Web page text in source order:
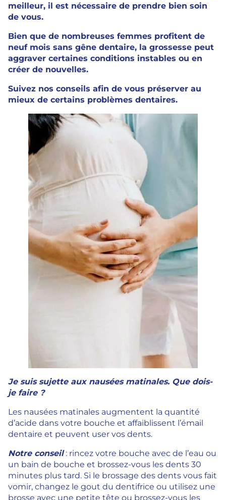
meilleur, il est nécessaire de prendre bien soin
de vous.
Bien que de nombreuses femmes profitent de
neuf mois sans gêne dentaire, la grossesse peut
aggraver certaines conditions instables ou en
créer de nouvelles.
Suivez nos conseils afin de vous préserver au
mieux de certains problèmes dentaires.
Je suis sujette aux nausées matinales. Que dois-
je faire ?
Les nausées matinales augmentent la quantité
d’acide dans votre bouche et affaiblissent l’émail
dentaire et peuvent user vos dents.
Notre conseil: rincez votre bouche avec de l’eau ou
un bain de bouche et brossez-vous les dents 30
minutes plus tard. Si le brossage des dents vous fait
vomir, changez le gout du dentifrice ou utilisez une
brosse avec une petite tête ou brossez-vous les